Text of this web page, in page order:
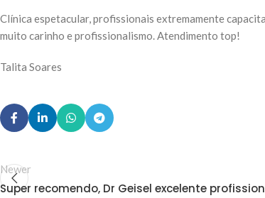
Clínica espetacular, profissionais extremamente
muito carinho e profissionalismo. Atendimento top!
Talita Soares
Newer
Super recomendo, Dr Geisel excelente